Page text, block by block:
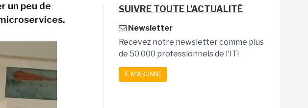
un peu de
SUIVRE TOUTE L'ACTUALITÉ
Newsletter
Recevez notre newsletter comme plus
de 50 000 professionnels de l'IT!
JE M'ABONNE